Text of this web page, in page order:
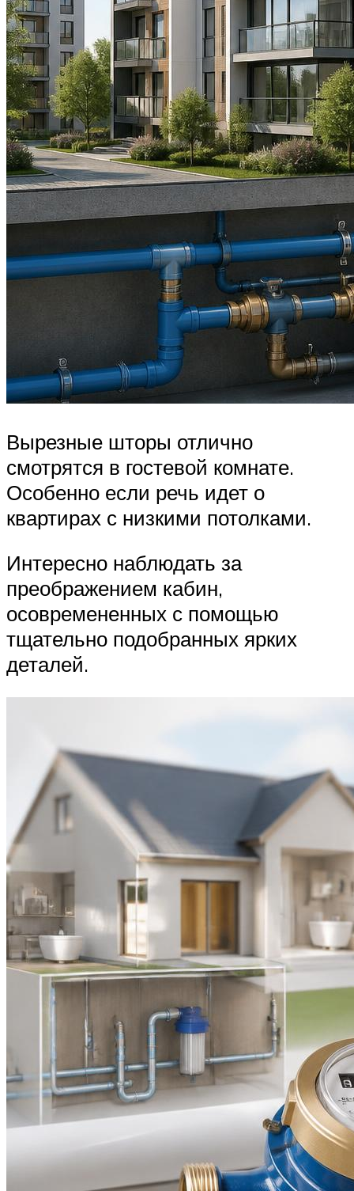
Вырезные шторы отлично
смотрятся в гостевой комнате.
Особенно если речь идет о
квартирах с низкими потолками.
Интересно наблюдать за
преображением кабин,
осовремененных с помощью
тщательно подобранных ярких
деталей.